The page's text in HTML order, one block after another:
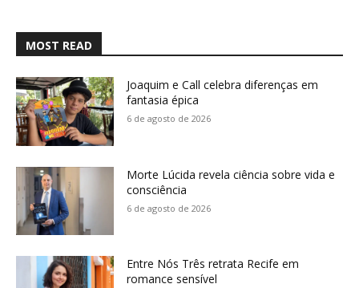
MOST READ
Joaquim e Call celebra diferenças em
fantasia épica
6 de agosto de 2026
Morte Lúcida revela ciência sobre vida e
consciência
6 de agosto de 2026
Entre Nós Três retrata Recife em
romance sensível